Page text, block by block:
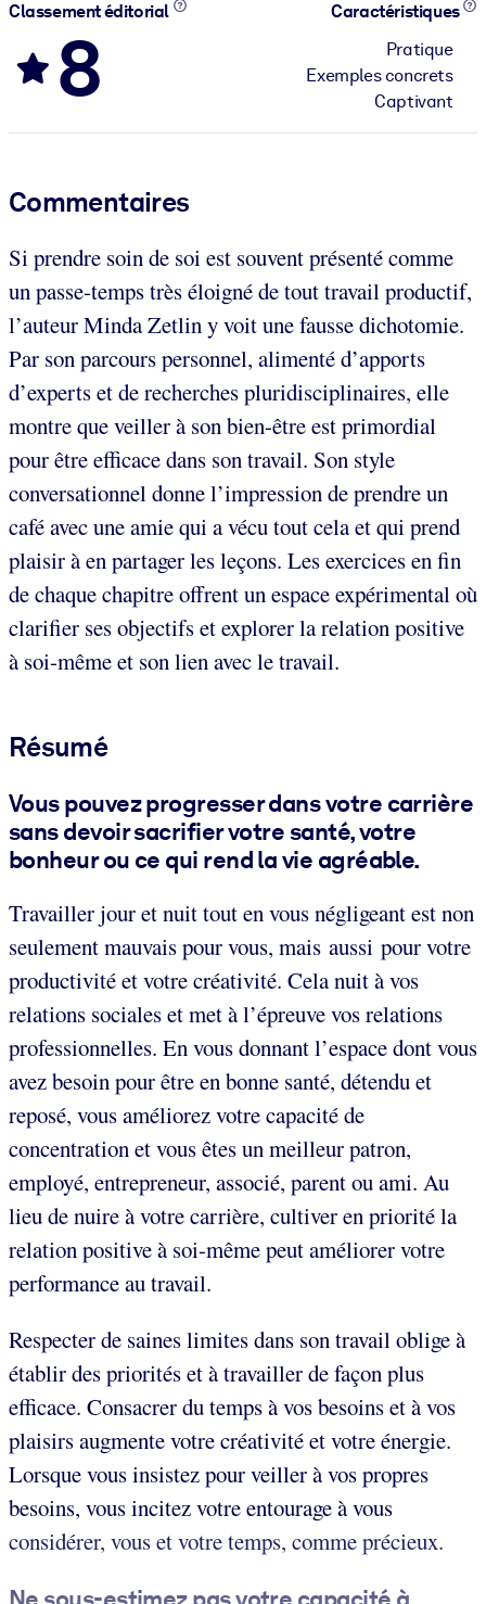
Classement éditorial
8
Caractéristiques
Pratique
Exemples concrets
Captivant
Commentaires
Si prendre soin de soi est souvent présenté comme
un passe-temps très éloigné de tout travail productif,
l’auteur Minda Zetlin y voit une fausse dichotomie.
Par son parcours personnel, alimenté d’apports
d’experts et de recherches pluridisciplinaires, elle
montre que veiller à son bien-être est primordial
pour être efficace dans son travail. Son style
conversationnel donne l’impression de prendre un
café avec une amie qui a vécu tout cela et qui prend
plaisir à en partager les leçons. Les exercices en fin
de chaque chapitre offrent un espace expérimental où
clarifier ses objectifs et explorer la relation positive
à soi-même et son lien avec le travail.
Résumé
Vous pouvez progresser dans votre carrière
sans devoir sacrifier votre santé, votre
bonheur ou ce qui rend la vie agréable.
Travailler jour et nuit tout en vous négligeant est non
seulement mauvais pour vous, mais aussi pour votre
productivité et votre créativité. Cela nuit à vos
relations sociales et met à l’épreuve vos relations
professionnelles. En vous donnant l’espace dont vous
avez besoin pour être en bonne santé, détendu et
reposé, vous améliorez votre capacité de
concentration et vous êtes un meilleur patron,
employé, entrepreneur, associé, parent ou ami. Au
lieu de nuire à votre carrière, cultiver en priorité la
relation positive à soi-même peut améliorer votre
performance au travail.
Respecter de saines limites dans son travail oblige à
établir des priorités et à travailler de façon plus
efficace. Consacrer du temps à vos besoins et à vos
plaisirs augmente votre créativité et votre énergie.
Lorsque vous insistez pour veiller à vos propres
besoins, vous incitez votre entourage à vous
considérer, vous et votre temps, comme précieux.